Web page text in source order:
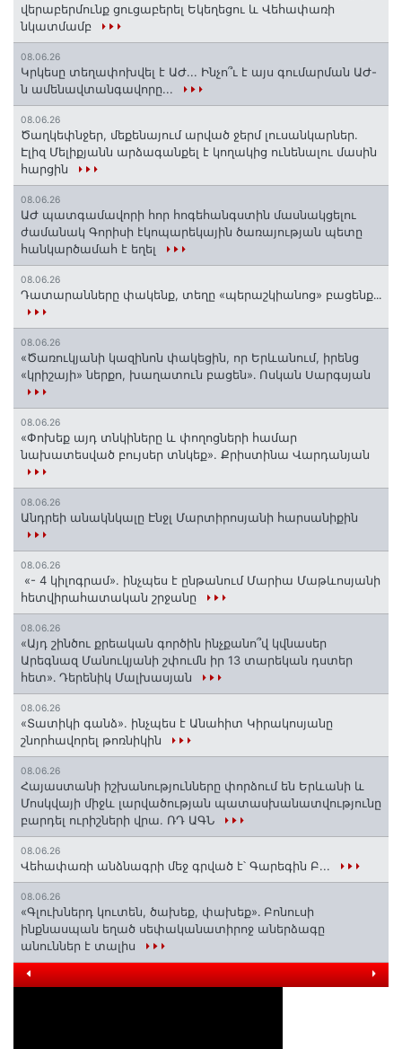
վերաբերմունք ցուցաբերել Եկեղեցու և Վեհափառի
նկատմամբ
08.06.26
Կրկեսը տեղափոխվել է ԱԺ... Ինչո՞ւ է այս գումարման ԱԺ-
ն ամենավտանգավորը...
08.06.26
Ծաղկեփնջեր, մեքենայում արված ջերմ լուսանկարներ.
Էլիզ Մելիքյանն արձագանքել է կողակից ունենալու մասին
հարցին
08.06.26
ԱԺ պատգամավորի հոր հոգեհանգստին մասնակցելու
ժամանակ Գորիսի էկոպարեկային ծառայության պետը
հանկարծամահ է եղել
08.06.26
Դատարանները փակենք, տեղը «պերաշկիանոց» բացենք․․․
08.06.26
«Ծառուկյանի կազինոն փակեցին, որ Երևանում, իրենց
«կրիշայի» ներքո, խաղատուն բացեն»․ Ոսկան Սարգսյան
08.06.26
«Փոխեք այդ տնկիները և փողոցների համար
նախատեսված բույսեր տնկեք». Քրիստինա Վարդանյան
08.06.26
Անդրեի անակնկալը Էնջլ Մարտիրոսյանի հարսանիքին
08.06.26
«- 4 կիլոգրամ». ինչպես է ընթանում Մարիա Մաթևոսյանի
հետվիրահատական շրջանը
08.06.26
«Այդ շինծու քրեական գործին ինչքանո՞վ կվնասեր
Արեգնազ Մանուկյանի շփումն իր 13 տարեկան դստեր
հետ»․ Դերենիկ Մալխասյան
08.06.26
«Տատիկի գանձ». ինչպես է Անահիտ Կիրակոսյանը
շնորհավորել թոռնիկին
08.06.26
Հայաստանի իշխանությունները փորձում են Երևանի և
Մոսկվայի միջև լարվածության պատասխանատվությունը
բարդել ուրիշների վրա. ՌԴ ԱԳՆ
08.06.26
Վեհափառի անձնագրի մեջ գրված է՝ Գարեգին Բ...
08.06.26
«Գլուխներդ կուտեն, ծախեք, փախեք»․ Բոնուսի
ինքնասպան եղած սեփականատիրոջ աներձագը
անուններ է տալիս